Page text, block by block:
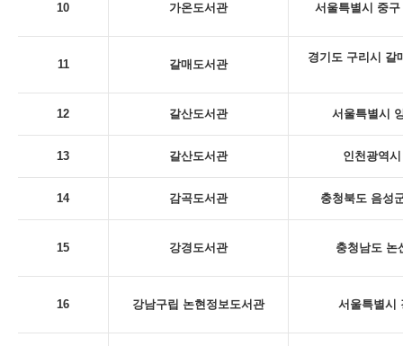
10 가온도서관 서울특별시 중
11 갈매도서관
경기도 구리시 갈
12 갈산도서관 서울특별시
13 갈산도서관 인천광역
14 감곡도서관 충청북도 음성
15 강경도서관 충청남도 논
16 강남구립 논현정보도서관 서울특별시